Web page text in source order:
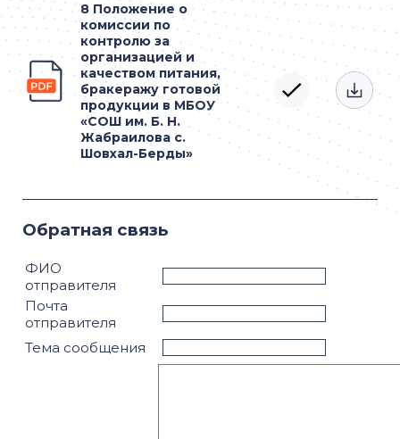
8 Положение о
комиссии по
контролю за
организацией и
качеством питания,
бракеражу готовой
продукции в МБОУ
«СОШ им. Б. Н.
Жабраилова с.
Шовхал-Берды»
Обратная связь
ФИО
отправителя
Почта
отправителя
Тема сообщения